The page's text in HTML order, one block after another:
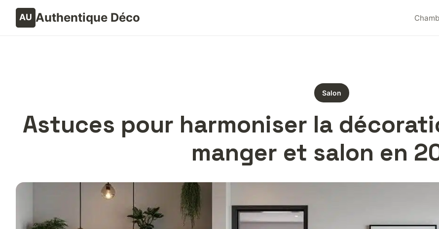
Authentique Déco
Salon
Astuces pour harmoniser la
manger et salon en